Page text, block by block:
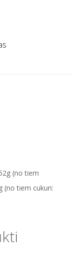
(no tiem
(no tiem cukuri: